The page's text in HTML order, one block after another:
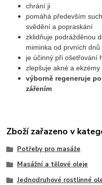
chrání ji
pomáhá především
svědění a popraskání
zklidňuje podrážděnou
miminka od prvních
je účinný při ošetřování
zlepšuje akné a ekzémy
výborně regeneruje
zářením
Zboží zařazeno v
Potřeby pro masáže
Masážní a tělové oleje
Jednodruhové rostlinné